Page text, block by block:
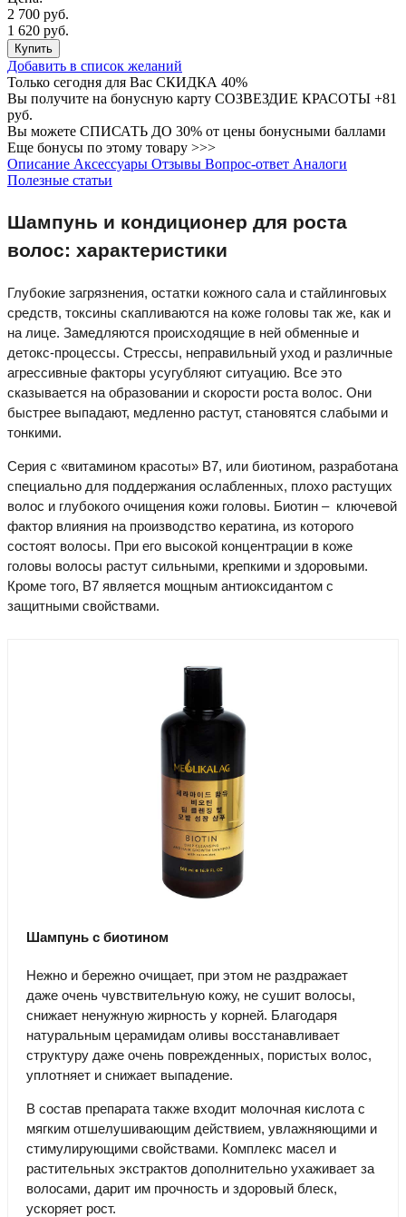
2 700 руб.
1 620 руб.
Купить
Добавить в список желаний
Только сегодня для Вас СКИДКА 40%
Вы получите на бонусную карту СОЗВЕЗДИЕ КРАСОТЫ +81
руб.
Вы можете СПИСАТЬ ДО 30% от цены бонусными баллами
Еще бонусы по этому товару >>>
Описание Аксессуары Отзывы Вопрос-ответ Аналоги
Полезные статьи
Шампунь и кондиционер для роста
волос: характеристики
Глубокие загрязнения, остатки кожного сала и стайлинговых
средств, токсины скапливаются на коже головы так же, как и
на лице. Замедляются происходящие в ней обменные и
детокс-процессы. Стрессы, неправильный уход и различные
агрессивные факторы усугубляют ситуацию. Все это
сказывается на образовании и скорости роста волос. Они
быстрее выпадают, медленно растут, становятся слабыми и
тонкими.
Серия с «витамином красоты» В7, или биотином, разработана
специально для поддержания ослабленных, плохо растущих
волос и глубокого очищения кожи головы. Биотин – ключевой
фактор влияния на производство кератина, из которого
состоят волосы. При его высокой концентрации в коже
головы волосы растут сильными, крепкими и здоровыми.
Кроме того, В7 является мощным антиоксидантом с
защитными свойствами.
Шампунь с биотином
Нежно и бережно очищает, при этом не раздражает
даже очень чувствительную кожу, не сушит волосы,
снижает ненужную жирность у корней. Благодаря
натуральным церамидам оливы восстанавливает
структуру даже очень поврежденных, пористых волос,
уплотняет и снижает выпадение.
В состав препарата также входит молочная кислота с
мягким отшелушивающим действием, увлажняющими и
стимулирующими свойствами. Комплекс масел и
растительных экстрактов дополнительно ухаживает за
волосами, дарит им прочность и здоровый блеск,
ускоряет рост.